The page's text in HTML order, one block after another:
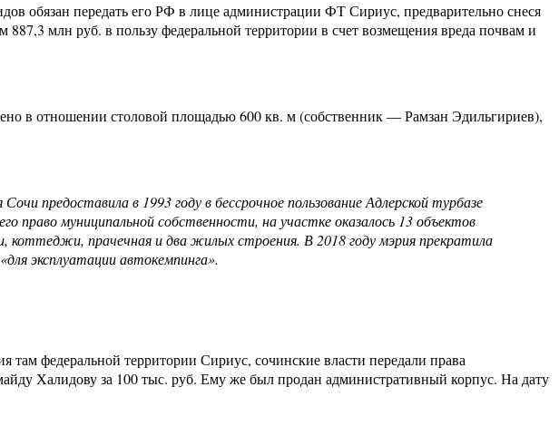
обязан передать его РФ в лице администрации ФТ Сириус, предварительно снеся
млн руб. в пользу федеральной территории в счет возмещения вреда почвам и
в отношении столовой площадью 600 кв. м (собственник — Рамзан Эдильгириев),
предоставила в 1993 году в бессрочное пользование Адлерской турбазе
право муниципальной собственности, на участке оказалось 13 объектов
прачечная и два жилых строения. В 2018 году мэрия прекратила
эксплуатации автокемпинга».
федеральной территории Сириус, сочинские власти передали права
Халидову за 100 тыс. руб. Ему же был продан административный корпус. На дату